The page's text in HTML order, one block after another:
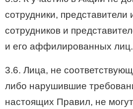
сотрудники,
сотрудников и
и его аффилированных лиц.
3.6. Лица, не
либо нарушившие
настоящих Правил, не